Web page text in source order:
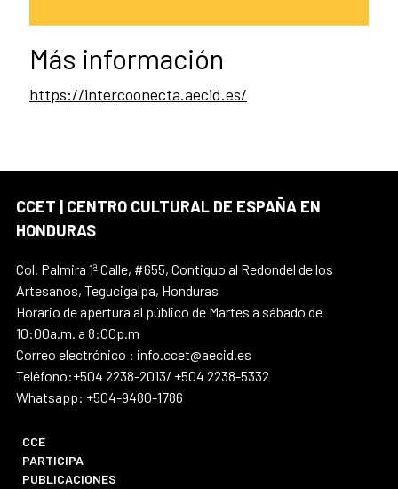
Más información
https://intercoonecta.aecid.es/
CCET | CENTRO CULTURAL DE ESPAÑA EN
HONDURAS
Col. Palmira 1ª Calle, #655, Contiguo al Redondel de los
Artesanos, Tegucigalpa, Honduras
Horario de apertura al público de Martes a sábado de
10:00a.m. a 8:00p.m
Correo electrónico : info.ccet@aecid.es
Teléfono:+504 2238-2013/ +504 2238-5332
Whatsapp: +504-9480-1786
CCE
PARTICIPA
PUBLICACIONES